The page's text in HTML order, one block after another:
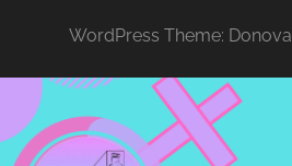
professores
funcionários
do
IMECC,
WordPress Theme: